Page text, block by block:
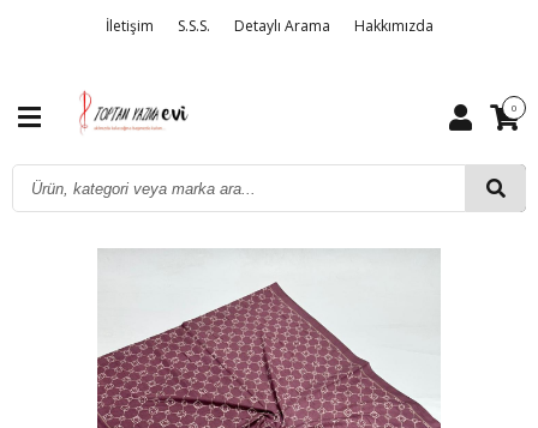
İletişim S.S.S. Detaylı Arama Hakkımızda
0